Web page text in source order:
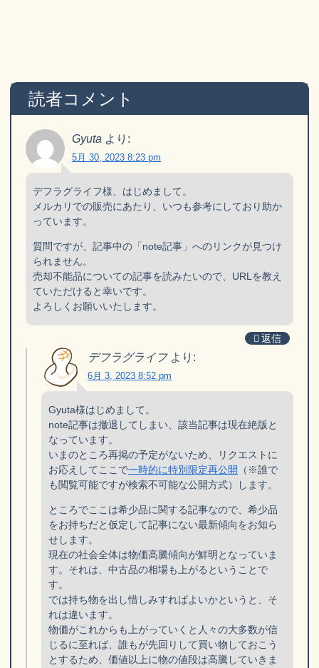
読者コメント
Gyuta より:
5月 30, 2023 8:23 pm
デフラグライフ様、はじめまして。
メルカリでの販売にあたり、いつも参考にしており助か
っています。
質問ですが、記事中の「note記事」へのリンクが見つけ
られません。
売却不能品についての記事を読みたいので、URLを教え
ていただけると幸いです。
よろしくお願いいたします。
返信
デフラグライフ より:
6月 3, 2023 8:52 pm
Gyuta様はじめまして。
note記事は撤退してしまい、該当記事は現在絶版と
なっています。
いまのところ再掲の予定がないため、リクエストに
お応えしてここで一時的に特別限定再公開
（※誰で
も閲覧可能ですが検索不可能な公開方式）します。
ところでここは希少品に関する記事なので、希少品
をお持ちだと仮定して記事にない最新傾向をお知ら
せします。
現在の社会全体は物価高騰傾向が鮮明となっていま
す。それは、中古品の相場も上がるということで
す。
では持ち物を出し惜しみすればよいかというと、そ
れは違います。
物価がこれからも上がっていくと人々の大多数が信
じるに至れば、誰もが先回りして買い物しておこう
とするため、価値以上に物の値段は高騰していきま